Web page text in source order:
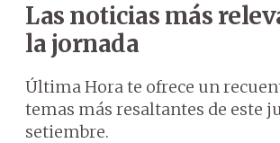
Las noticias más
la jornada
Última Hora te ofrece un
temas más resaltantes de este
setiembre.